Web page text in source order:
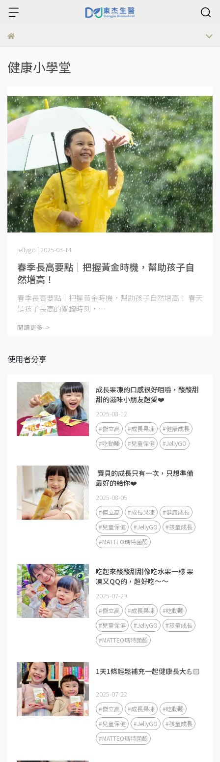
健康小學堂
春季長高要點｜把握黃金時機，幫助孩子自
然增高！
jellygo | 2025-03-14
春季長高要點｜把握黃金時機，幫助孩子自然增高！ 春天
是孩子長高的關鍵時刻，⋯
閱讀更多 ->
使用者分享
成長果凍的口感很好咀嚼，酸酸甜
甜的滋味小朋友超愛❤️
2025-08-12
#傑立高 #成長果凍
#健康成長
#吃動睡
#兒童保健 #JellyGO
​ 寶貝的成長只有一次，只想準備
最好的給你❤️
2025-08-05
#傑立高 #成長果凍
#健康成長
#兒童保健
#JellyGO
#孩童成長
#MATTEO瑪特菌酚
吃起來酸酸甜甜像吃水果一樣 果
凍又QQ的，超好吃～～
2025-07-29
#傑立高 #成長果凍
#吃動睡
#兒童保健
#JellyGO
#孩童成長
#MATTEO瑪特菌酚
1天1條輕鬆補充一起健康長大💪🏻
2025-07-22
#傑立高 #成長果凍
#吃動睡
#兒童保健
#JellyGO
#孩童成長
#MATTEO瑪特菌酚